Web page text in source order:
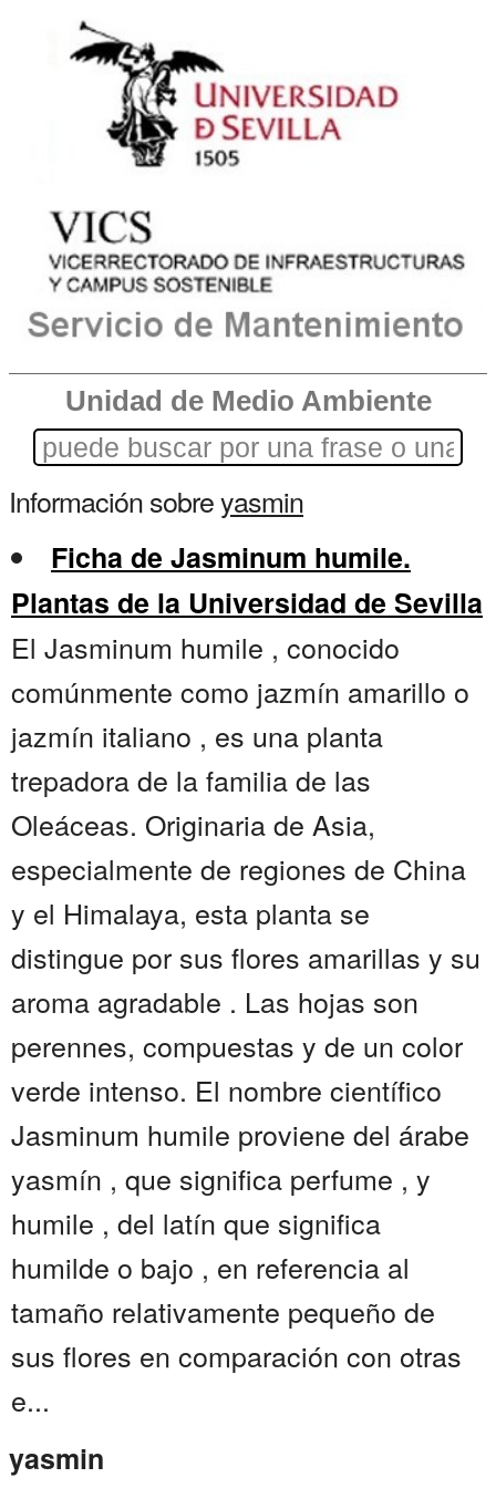
Unidad de Medio Ambiente
Información sobreyasmin
Ficha de Jasminum humile.
Plantas de la Universidad de Sevilla
El Jasminum humile , conocido
comúnmente como jazmín amarillo o
jazmín italiano , es una planta
trepadora de la familia de las
Oleáceas. Originaria de Asia,
especialmente de regiones de China
y el Himalaya, esta planta se
distingue por sus flores amarillas y su
aroma agradable . Las hojas son
perennes, compuestas y de un color
verde intenso. El nombre científico
Jasminum humile proviene del árabe
yasmín , que significa perfume , y
humile , del latín que significa
humilde o bajo , en referencia al
tamaño relativamente pequeño de
sus flores en comparación con otras
e...
yasmin